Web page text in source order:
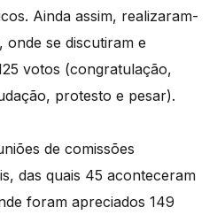
Ainda assim, realizaram-
onde se discutiram e
votos (congratulação,
protesto e pesar).
de comissões
das quais 45 aconteceram
foram apreciados 149